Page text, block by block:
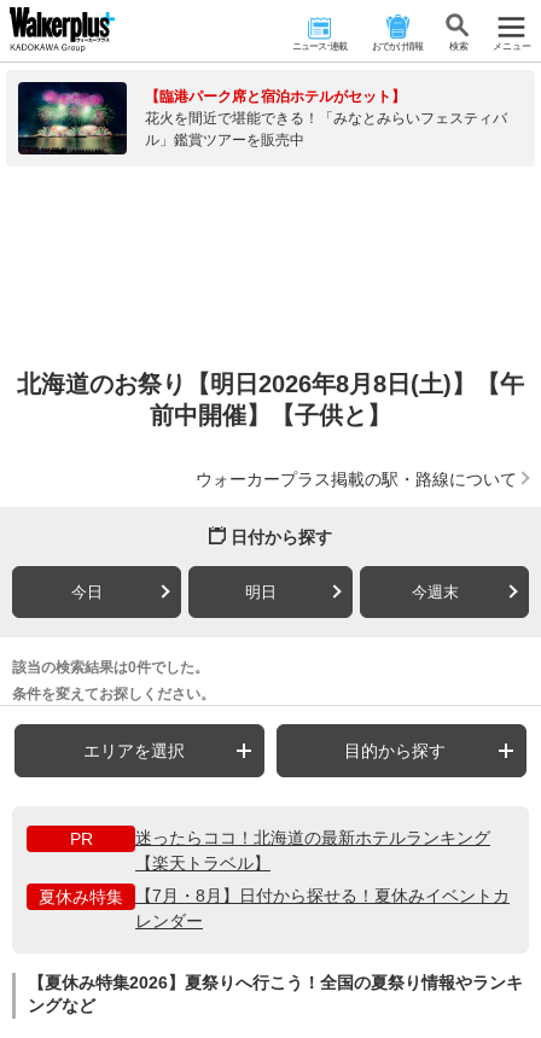
ニュース･連載 おでかけ情報 検 索 メニュー
【臨港パーク席と宿泊ホテルがセット】
花火を間近で堪能できる！「みなとみらいフェスティバ
ル」鑑賞ツアーを販売中
北海道のお祭り【明日2026年8月8日(土)】【午
前中開催】【子供と】
ウォーカープラス掲載の駅・路線について
日付から探す
今日 明日 今週末
該当の検索結果は0件でした。
条件を変えてお探しください。
エリアを選択 目的から探す
PR
迷ったらココ！北海道の最新ホテルランキング
【楽天トラベル】
夏休み特集
【7月・8月】日付から探せる！夏休みイベントカ
レンダー
【夏休み特集2026】夏祭りへ行こう！全国の夏祭り情報やランキ
ングなど